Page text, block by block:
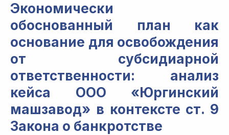
Экономически
обоснованный план как
основание для освобождения
от субсидиарной
ответственности: анализ
кейса ООО «Юргинский
машзавод» в контексте ст. 9
Закона о банкротстве